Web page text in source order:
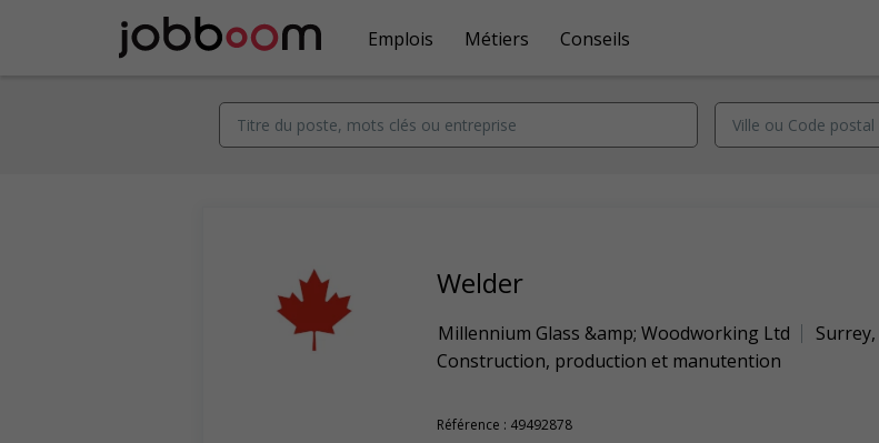
Emplois Métiers Conseils
Welder
Millennium Glass &amp; Woodworking Ltd Surrey,
Construction, production et manutention
Référence : 49492878